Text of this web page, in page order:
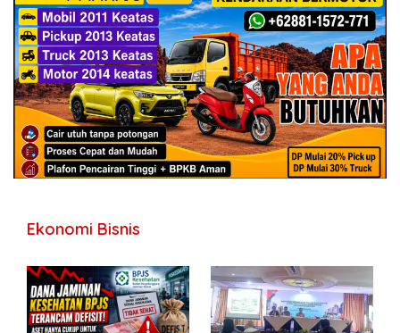
Ekonomi Bisnis